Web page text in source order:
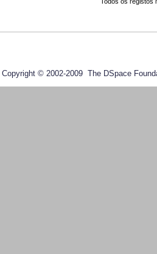
Copyright © 2002-2009 The DSpace